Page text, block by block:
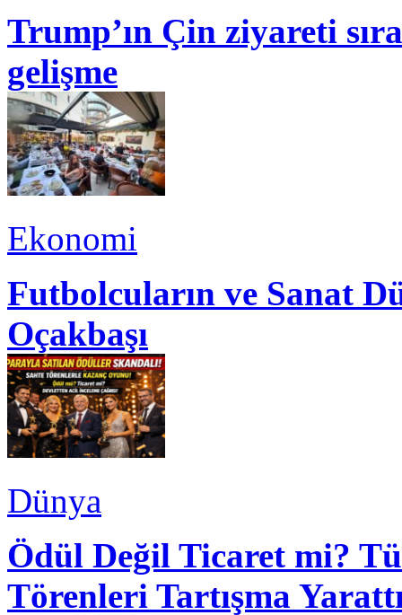
Trump’ın Çin ziyareti
gelişme
Ekonomi
Futbolcuların ve Sanat
Oçakbaşı
Dünya
Ödül Değil Ticaret mi?
Törenleri Tartışma